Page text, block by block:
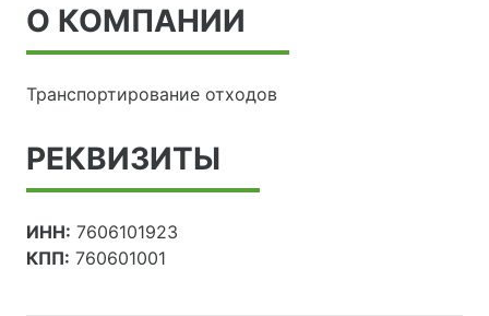
О КОМПАНИИ
Транспортирование отходов
РЕКВИЗИТЫ
ИНН: 7606101923
КПП: 760601001